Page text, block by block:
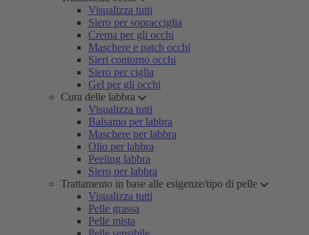
Visualizza tutti
Siero per sopracciglia
Crema per gli occhi
Maschere e patch occhi
Sieri contorno occhi
Siero per ciglia
Gel per gli occhi
Cura delle labbra
Visualizza tutti
Balsamo per labbra
Maschere per labbra
Olio per labbra
Peeling labbra
Siero per labbra
Trattamento in base alle esigenze/tipo di pelle
Visualizza tutti
Pelle grassa
Pelle mista